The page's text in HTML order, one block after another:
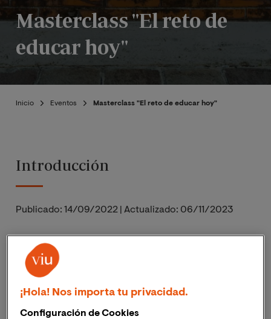
Masterclass "El reto de
educar hoy"
Inicio Eventos Masterclass "El reto de educar hoy"
Introducción
Publicado: 14/09/2022 Actualizado: 06/11/2023
El próximo 18 de octubre de 2022, a las 19:00h (hora
España peninsular) ;
Masterclass online "El reto de educar hoy".
necesaria. Recibirás el mismo día del evento un enlace
para acceder a la sesión online.
¡Hola! Nos importa tu privacidad.
Configuración de Cookies